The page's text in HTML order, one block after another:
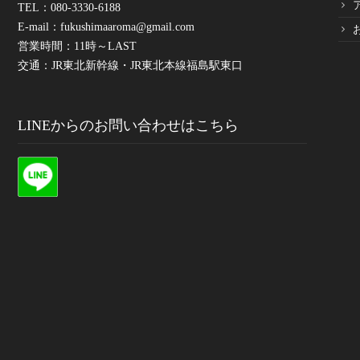
TEL：080-3330-6188
E-mail：fukushimaaroma@gmail.com
営業時間：11時～LAST
交通：JR東北新幹線・JR東北本線福島駅東口
LINEからのお問い合わせはこちら